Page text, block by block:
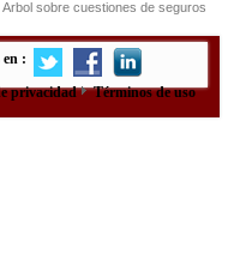
Arbol sobre cuestiones de seguros
:
Términos de uso
privacidad